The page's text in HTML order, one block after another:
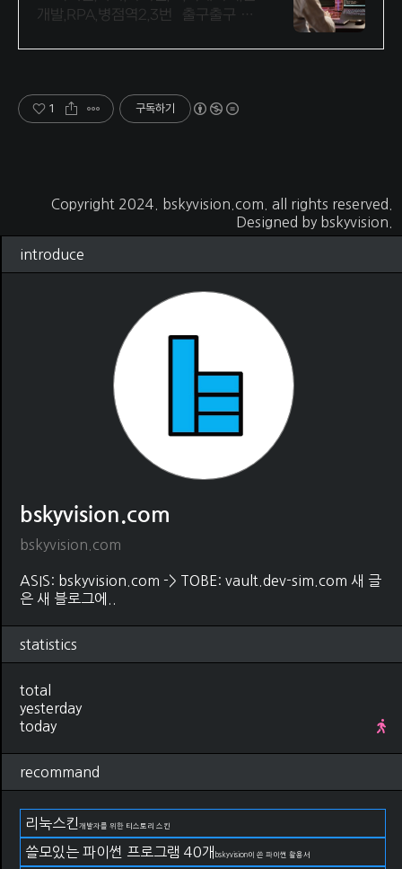
개발,RPA,병점역2,3번 출구출구 IT
1 구독하기
Copyright 2024. bskyvision.com . all rights reserved.
Designed by bskyvision.
introduce
bskyvision.com
bskyvision.com
ASIS: bskyvision.com -> TOBE: vault.dev-sim.com 새 글
은 새 블로그에..
statistics
total
yesterday
today
recommand
리눅스킨 개발자를 위한 티스토리 스킨
쓸모있는 파이썬 프로그램 40개 bskyvision이 쓴 파이썬 활용서